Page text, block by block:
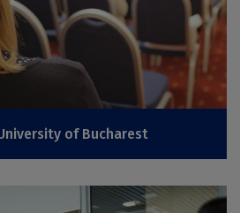
of Bucharest